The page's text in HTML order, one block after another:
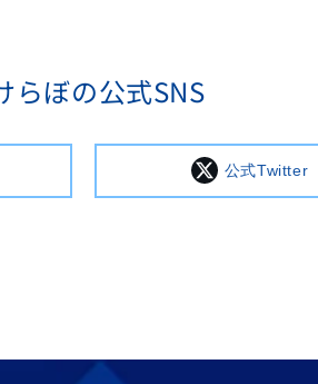
らぼの公式SNS
公式Twitter